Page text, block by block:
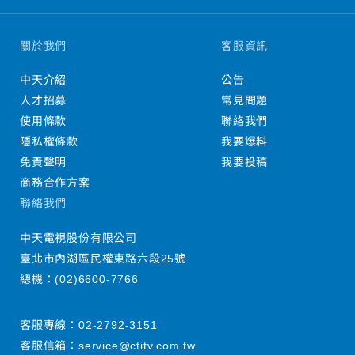
關於我們
中天介紹
人才招募
使用條款
隱私權條款
免責聲明
商務合作方案
客服資訊
公告
常見問題
聯絡我們
我要爆料
我要投稿
聯絡我們
中天電視股份有限公司
臺北市內湖區民權東路六段25號
總機：(02)6600-7766
客服專線： 02-2792-3151
客服信箱： service@ctitv.com.tw